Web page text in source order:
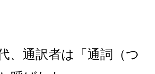
、通訳者は「通詞（つ